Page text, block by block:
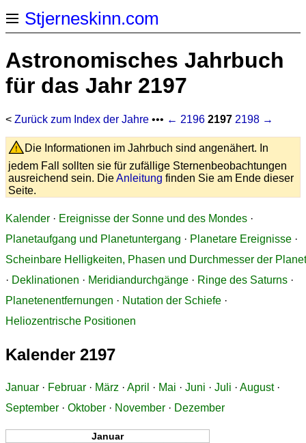
Stjerneskinn.com
Astronomisches Jahrbuch
für das Jahr 2197
< Zurück zum Index der Jahre ••• ← 2196 2197 2198 →
Die Informationen im Jahrbuch sind angenähert. In
jedem Fall sollten sie für zufällige Sternenbeobachtungen
ausreichend sein. DieAnleitung finden Sie am Ende dieser
Seite.
Kalender · Ereignisse der Sonne und des Mondes ·
Planetaufgang und Planetuntergang · Planetare Ereignisse ·
Scheinbare Helligkeiten, Phasen und Durchmesser der
· Deklinationen · Meridiandurchgänge · Ringe des Saturns ·
Planetenentfernungen · Nutation der Schiefe ·
Heliozentrische Positionen
Kalender 2197
Januar · Februar · März · April · Mai · Juni · Juli · August·
September · Oktober · November · Dezember
Januar